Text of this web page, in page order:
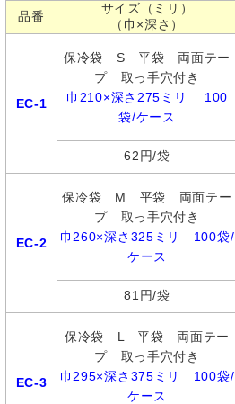
品番
サイズ（ミリ）
（巾×深さ）
EC-1
保冷袋 S 平袋 両面テー
プ 取っ手穴付き
巾210×深さ275ミリ 100
袋/ケース
62円/袋
EC-2
保冷袋 M 平袋 両面テー
プ 取っ手穴付き
巾260×深さ325ミリ 100袋/
ケース
81円/袋
EC-3
保冷袋 L 平袋 両面テー
プ 取っ手穴付き
巾295×深さ375ミリ 100袋/
ケース